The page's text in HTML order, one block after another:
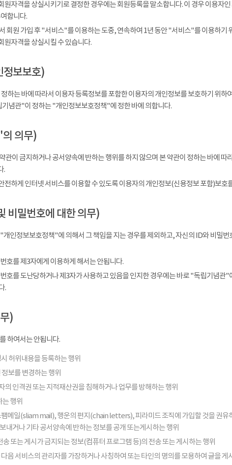
자격을 상실시키기로 결정한 경우에는 회원등록을 말소합니다. 이 경우 이용자
합니다.
회원 가입 후 "서비스"를 이용하는 도중, 연속하여 1년 동안 "서비스"를 이용하기
자격을 상실시킬 수 있습니다.
정보보호)
하는 바에 따라서 이용자 등록정보를 포함한 이용자의 개인정보를 보호하기 위하
념관"이 정하는 "개인정보보호정책"에 정한 바에 의합니다.
의무)
관이 금지하거나 공서양속에 반하는 행위를 하지 않으며 본 약관이 정하는 바에 따
.
하게 인터넷 서비스를 이용할 수 있도록 이용자의 개인정보(신용정보 포함)보호
비밀번호에 대한 의무)
인정보보호정책"에 의해서 그 책임을 지는 경우를 제외하고, 자신의 ID와 비밀번
호를 제3자에게 이용하게 해서는 안됩니다.
호를 도난당하거나 제3자가 사용하고 있음을 인지한 경우에는 바로 "독립기념
.
)
하여서는 안됩니다.
허위내용을 등록하는 행위
보를 변경하는 행위
인격권 또는 지적재산권을 침해하거나 업무를 방해하는 행위
행위
메일(sliam mail), 행운의 편지(chain letters), 피라미드 조직에 가입할 것을 권유
내거나 기타 공서양속에 반하는 정보를 공개 또는게시하는 행위
송 또는 게시가 금지되는 정보(컴퓨터 프로그램 등)의 전송 또는 게시하는 행위
음 서비스의 관리자를 가장하거나 사칭하여 또는 타인의 명의를 모용하여 글을 게